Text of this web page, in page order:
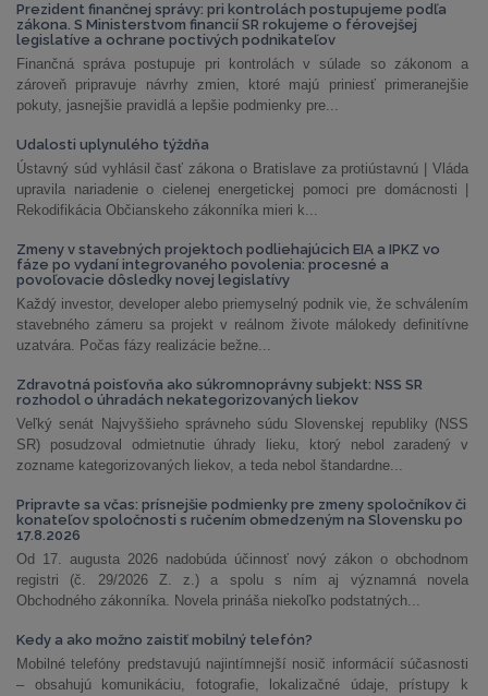
Prezident finančnej správy: pri kontrolách postupujeme podľa
zákona. S Ministerstvom financií SR rokujeme o férovejšej
legislatíve a ochrane poctivých podnikateľov
Finančná správa postupuje pri kontrolách v súlade so zákonom a
zároveň pripravuje návrhy zmien, ktoré majú priniesť primeranejšie
pokuty, jasnejšie pravidlá a lepšie podmienky pre...
Udalosti uplynulého týždňa
Ústavný súd vyhlásil časť zákona o Bratislave za protiústavnú | Vláda
upravila nariadenie o cielenej energetickej pomoci pre domácnosti |
Rekodifikácia Občianskeho zákonníka mieri k...
Zmeny v stavebných projektoch podliehajúcich EIA a IPKZ vo
fáze po vydaní integrovaného povolenia: procesné a
povoľovacie dôsledky novej legislatívy
Každý investor, developer alebo priemyselný podnik vie, že schválením
stavebného zámeru sa projekt v reálnom živote málokedy definitívne
uzatvára. Počas fázy realizácie bežne...
Zdravotná poisťovňa ako súkromnoprávny subjekt: NSS SR
rozhodol o úhradách nekategorizovaných liekov
Veľký senát Najvyššieho správneho súdu Slovenskej republiky (NSS
SR) posudzoval odmietnutie úhrady lieku, ktorý nebol zaradený v
zozname kategorizovaných liekov, a teda nebol štandardne...
Pripravte sa včas: prísnejšie podmienky pre zmeny spoločníkov či
konateľov spoločnosti s ručením obmedzeným na Slovensku po
17.8.2026
Od 17. augusta 2026 nadobúda účinnosť nový zákon o obchodnom
registri (č. 29/2026 Z. z.) a spolu s ním aj významná novela
Obchodného zákonníka. Novela prináša niekoľko podstatných...
Kedy a ako možno zaistiť mobilný telefón?
Mobilné telefóny predstavujú najintímnejší nosič informácií súčasnosti
– obsahujú komunikáciu, fotografie, lokalizačné údaje, prístupy k